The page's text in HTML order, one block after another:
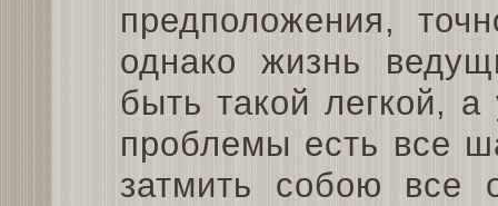
предположения,
однако жизнь
быть такой легкой,
проблемы есть все
затмить собою все